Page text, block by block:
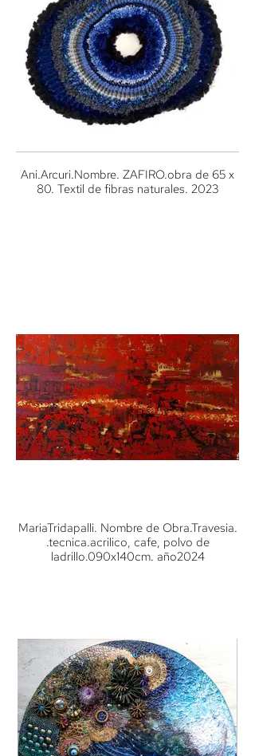
Ani.Arcuri.Nombre. ZAFIRO.obra de 65 x
80. Textil de fibras naturales. 2023
MariaTridapalli. Nombre de Obra.Travesia.
.tecnica.acrilico, cafe, polvo de
ladrillo.090x140cm. año2024